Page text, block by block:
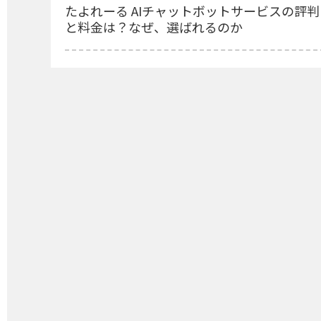
たよれーる AIチャットボットサービスの評判
と料金は？なぜ、選ばれるのか